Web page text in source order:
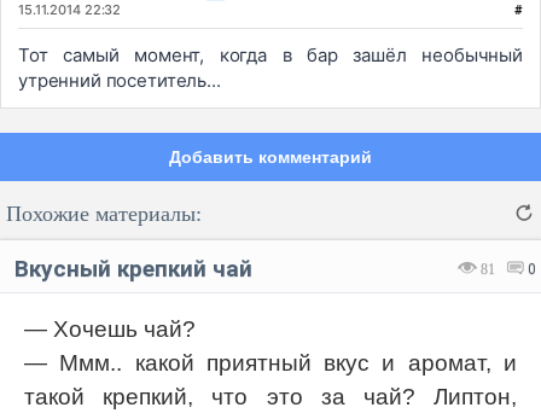
15.11.2014 22:32 #
Тот самый момент, когда в бар зашёл необычный
утренний посетитель...
Добавить комментарий
Отмена
Похожие материалы:
81 0
Вкусный крепкий чай
— Хочешь чай?
— Ммм.. какой приятный вкус и аромат, и
такой крепкий, что это за чай? Липтон,